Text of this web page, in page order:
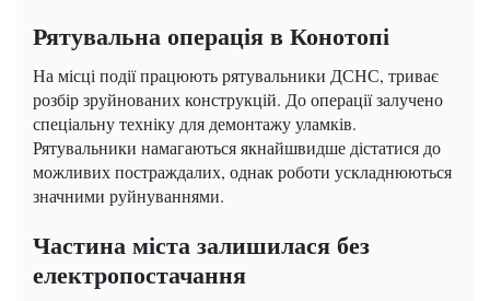
Рятувальна операція в Конотопі
На місці події працюють рятувальники ДСНС, триває
розбір зруйнованих конструкцій. До операції залучено
спеціальну техніку для демонтажу уламків.
Рятувальники намагаються якнайшвидше дістатися до
можливих постраждалих, однак роботи ускладнюються
значними руйнуваннями.
Частина міста залишилася без
електропостачання